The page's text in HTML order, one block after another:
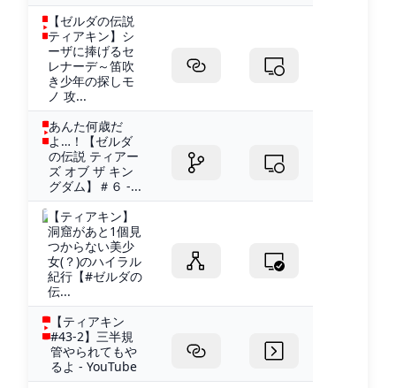
【ゼルダの伝説
ティアキン】シ
ーザに捧げるセ
レナーデ～笛吹
き少年の探しモ
ノ 攻...
あんた何歳だ
よ…！【ゼルダ
の伝説 ティアー
ズ オブ ザ キン
グダム】＃６ -...
【ティアキン】
洞窟があと1個見
つからない美少
女(？)のハイラル
紀行【#ゼルダの
伝...
【ティアキン
#43-2】三半規
管やられてもや
るよ - YouTube